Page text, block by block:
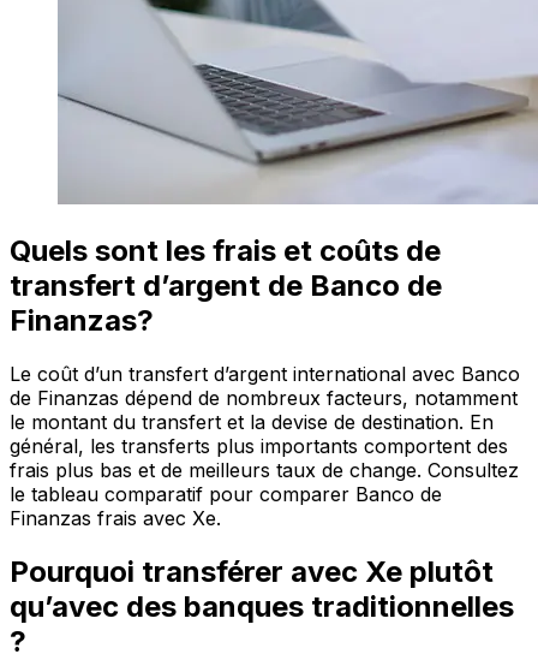
Quels sont les frais et coûts de
transfert d’argent de Banco de
Finanzas?
Le coût d’un transfert d’argent international avec Banco
de Finanzas dépend de nombreux facteurs, notamment
le montant du transfert et la devise de destination. En
général, les transferts plus importants comportent des
frais plus bas et de meilleurs taux de change. Consultez
le tableau comparatif pour comparer Banco de
Finanzas frais avec Xe.
Pourquoi transférer avec Xe plutôt
qu’avec des banques traditionnelles
?